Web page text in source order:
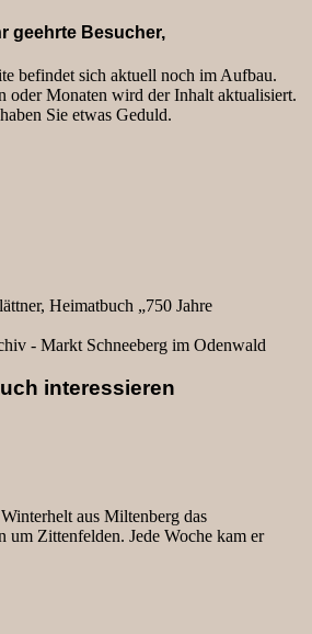
geehrte Besucher,
befindet sich aktuell noch im Aufbau.
oder Monaten wird der Inhalt aktualisiert.
Sie etwas Geduld.
Heimatbuch „750 Jahre
- Markt Schneeberg im Odenwald
interessieren
aus Miltenberg das
um Zittenfelden. Jede Woche kam er